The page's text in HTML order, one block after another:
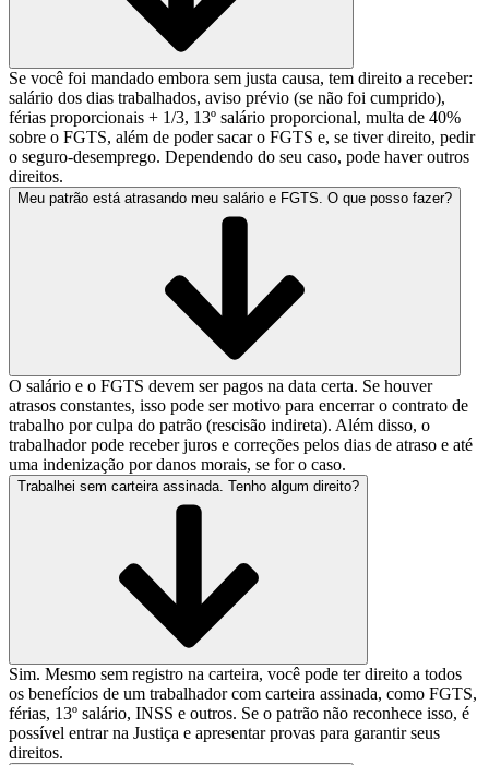
Se você foi mandado embora sem justa causa, tem direito a receber:
salário dos dias trabalhados, aviso prévio (se não foi cumprido),
férias proporcionais + 1/3, 13º salário proporcional, multa de 40%
sobre o FGTS, além de poder sacar o FGTS e, se tiver direito, pedir
o seguro-desemprego. Dependendo do seu caso, pode haver outros
direitos.
Meu patrão está atrasando meu salário e FGTS. O que posso fazer?
O salário e o FGTS devem ser pagos na data certa. Se houver
atrasos constantes, isso pode ser motivo para encerrar o contrato de
trabalho por culpa do patrão (rescisão indireta). Além disso, o
trabalhador pode receber juros e correções pelos dias de atraso e até
uma indenização por danos morais, se for o caso.
Trabalhei sem carteira assinada. Tenho algum direito?
Sim. Mesmo sem registro na carteira, você pode ter direito a todos
os benefícios de um trabalhador com carteira assinada, como FGTS,
férias, 13º salário, INSS e outros. Se o patrão não reconhece isso, é
possível entrar na Justiça e apresentar provas para garantir seus
direitos.